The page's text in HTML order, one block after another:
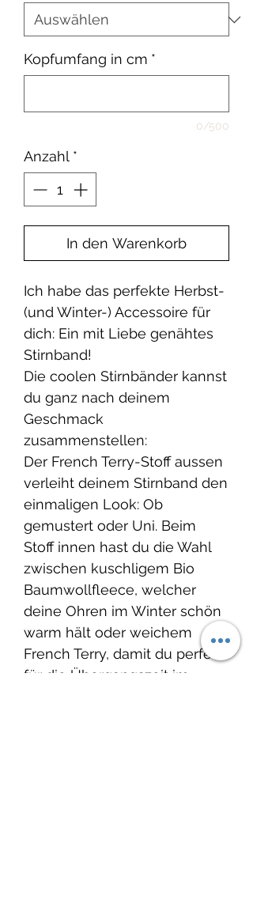
Kopfumfang in cm *
0/500
Anzahl *
In den Warenkorb
Ich habe das perfekte Herbst-
(und Winter-) Accessoire für
dich: Ein mit Liebe genähtes
Stirnband!
Die coolen Stirnbänder kannst
du ganz nach deinem
Geschmack
zusammenstellen:
Der French Terry-Stoff aussen
verleiht deinem Stirnband den
einmaligen Look: Ob
gemustert oder Uni. Beim
Stoff innen hast du die Wahl
zwischen kuschligem Bio
Baumwollfleece, welcher
deine Ohren im Winter schön
warm hält oder weichem
French Terry, damit du perfekt
für die Übergangszeit im